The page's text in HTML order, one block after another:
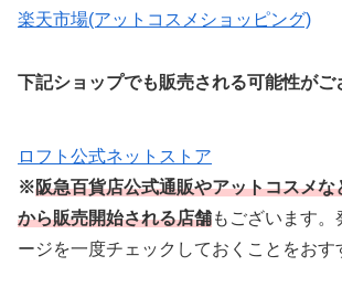
楽天市場(アットコスメショッピング)
下記ショップでも販売される可能性がご
ロフト公式ネットストア
※阪急百貨店公式通販やアットコスメな
から販売開始される店舗もございます
ージを一度チェックしておくことをおす